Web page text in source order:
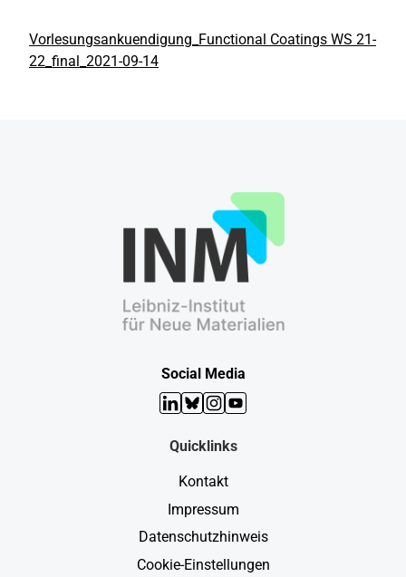
Vorlesungsankuendigung_Functional Coatings WS 21-
22_final_2021-09-14
Social Media
LinkedIn
Bluesky
Instagram
YouTube
Quicklinks
Kontakt
Impressum
Datenschutzhinweis
Cookie-Einstellungen